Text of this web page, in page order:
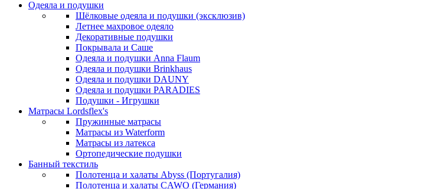
Одеяла и подушки
Шёлковые одеяла и подушки (эксклюзив)
Летнее махровое одеяло
Декоративные подушки
Покрывала и Саше
Одеяла и подушки Anna Flaum
Одеяла и подушки Brinkhaus
Одеяла и подушки DAUNY
Одеяла и подушки PARADIES
Подушки - Игрушки
Матрасы Lordsflex's
Пружинные матрасы
Матрасы из Waterform
Матрасы из латекса
Ортопедические подушки
Банный текстиль
Полотенца и халаты Abyss (Португалия)
Полотенца и халаты CAWO (Германия)